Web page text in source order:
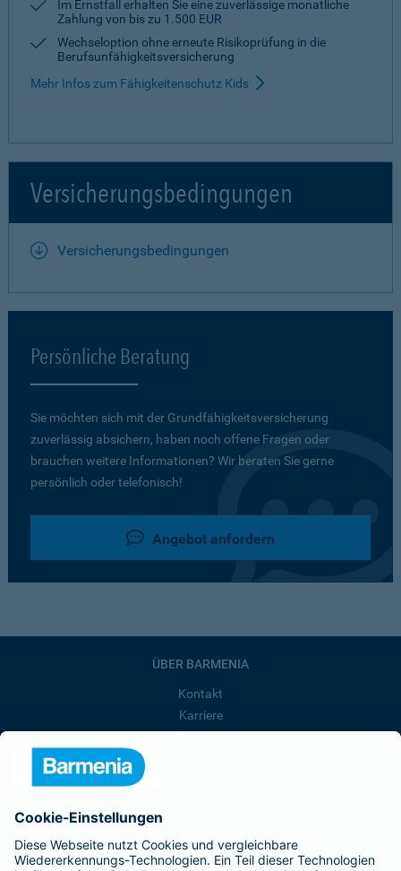
Im Ernstfall erhalten Sie eine zuverlässige monatliche
Zahlung von bis zu 1.500 EUR
Wechseloption ohne erneute Risiko­prüfung in die
Berufsunfähigkeitsversicherung
Mehr Infos zum Fähigkeitenschutz Kids
Versicherungsbedingungen
Versicherungsbedingungen
Persönliche Beratung
Sie möchten sich mit der Grundfähigkeits­versicherung
zuverlässig absichern, haben noch offene Fragen oder
brauchen weitere Informationen? Wir beraten Sie gerne
persönlich oder telefonisch!
Angebot anfordern
ÜBER BARMENIA
Kontakt
Karriere
Barmenia ist Teil der BarmeniaGothaer
BELIEBTE SEITEN